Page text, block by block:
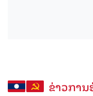
ຂ່າວກາ